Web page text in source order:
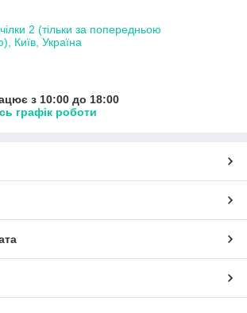
2 (тільки за попередньою
Київ, Україна
з 10:00 до 18:00
графік роботи